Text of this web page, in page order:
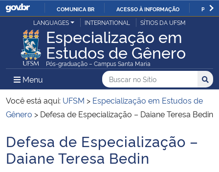
IR
PARA
O
CONTEÚDO
COMUNICA BR ACESSO À INFORMAÇÃO
Ministério da Justiça e Segurança Pública
Ministério da Defesa
Ministério das Relações Exteriores
Ministério da Infraestrutura
LANGUAGES INTERNATIONAL SÍTIOS DA UFSM
Especialização em
Estudos de Gênero
Pós-graduação – Campus Santa Maria
Menu Menu Principal do Sítio
Busca
Buscar no no Sítio
Busca:
Você está aqui: UFSM > Especialização em Estudos de
Gênero > Defesa de Especialização – Daiane Teresa Bedin
Início do conteúdo
Defesa de Especialização –
Daiane Teresa Bedin